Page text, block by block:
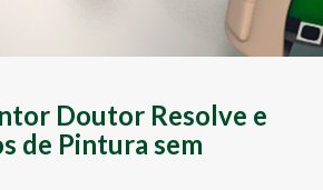
Doutor Resolve e
de Pintura sem